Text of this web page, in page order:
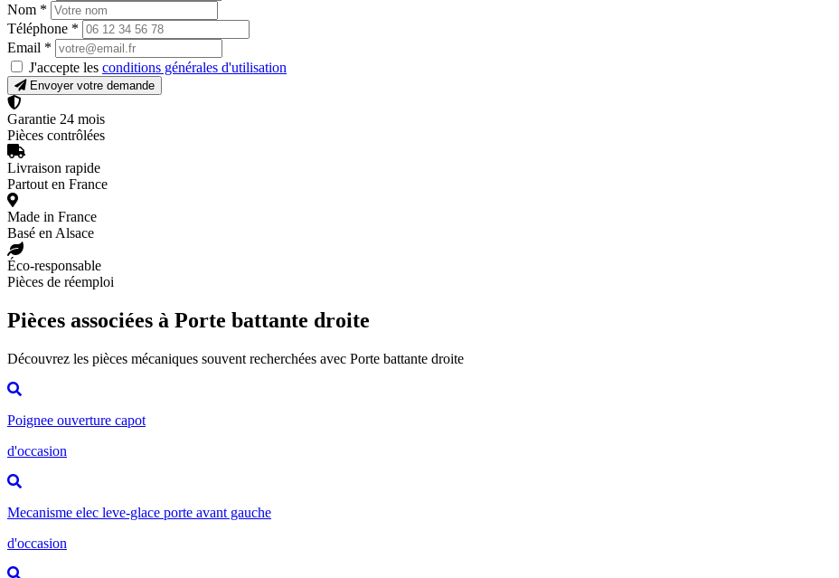
Nom *
Téléphone *
Email *
J'accepte les conditions générales d'utilisation
Envoyer votre demande
Garantie 24 mois
Pièces contrôlées
Livraison rapide
Partout en France
Made in France
Basé en Alsace
Éco-responsable
Pièces de réemploi
Pièces associées à Porte battante droite
Découvrez les pièces mécaniques souvent recherchées avec Porte battante droite
Poignee ouverture capot
d'occasion
Mecanisme elec leve-glace porte avant gauche
d'occasion